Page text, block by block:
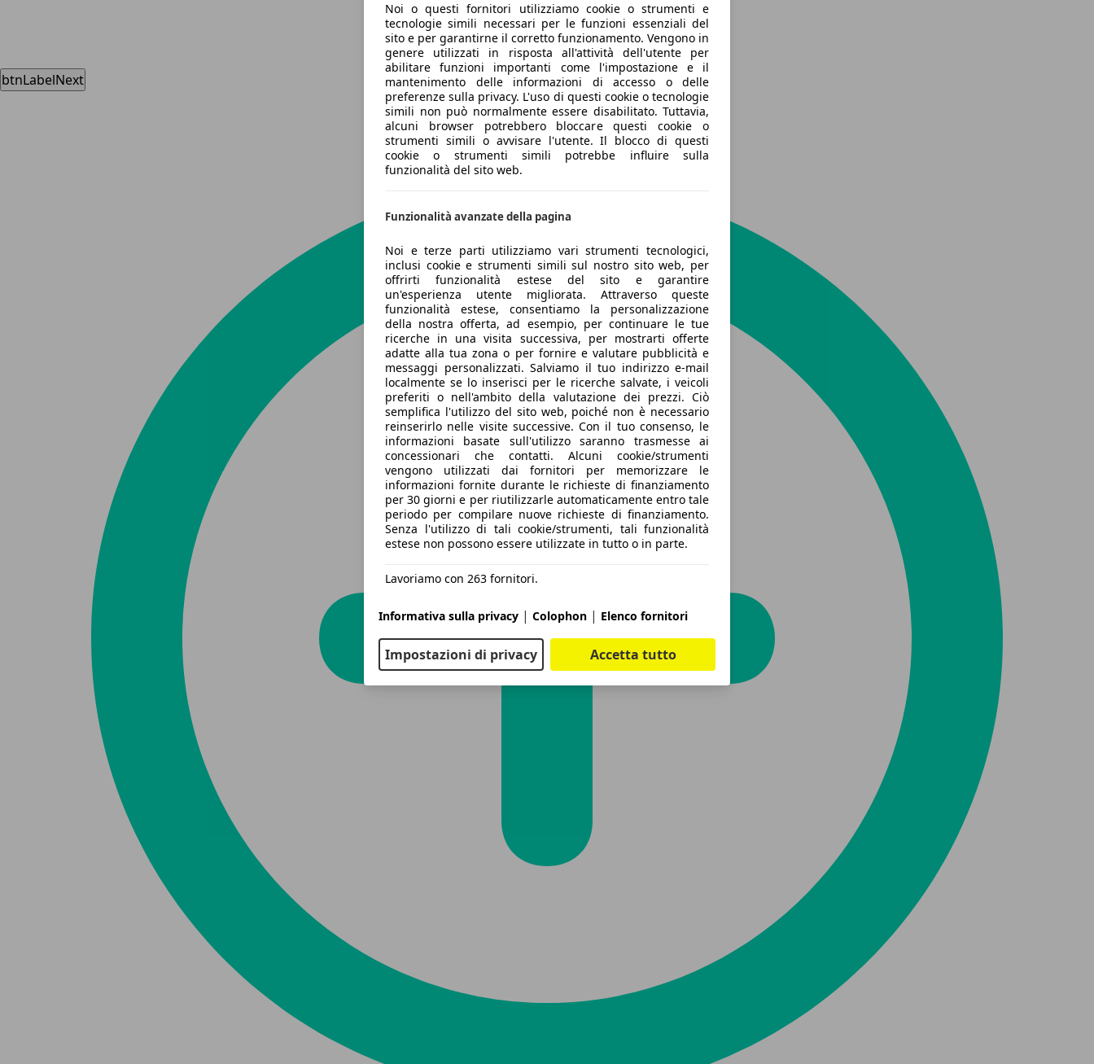
btnLabelNext
Noi o questi fornitori utilizziamo cookie o strumenti e
tecnologie simili necessari per le funzioni essenziali del
sito e per garantirne il corretto funzionamento. Vengono in
genere utilizzati in risposta all'attività dell'utente per
abilitare funzioni importanti come l'impostazione e il
mantenimento delle informazioni di accesso o delle
preferenze sulla privacy. L'uso di questi cookie o tecnologie
simili non può normalmente essere disabilitato. Tuttavia,
alcuni browser potrebbero bloccare questi cookie o
strumenti simili o avvisare l'utente. Il blocco di questi
cookie o strumenti simili potrebbe influire sulla
funzionalità del sito web.
Funzionalità avanzate della pagina
Noi e terze parti utilizziamo vari strumenti tecnologici,
inclusi cookie e strumenti simili sul nostro sito web, per
offrirti funzionalità estese del sito e garantire
un'esperienza utente migliorata. Attraverso queste
funzionalità estese, consentiamo la personalizzazione
della nostra offerta, ad esempio, per continuare le tue
ricerche in una visita successiva, per mostrarti offerte
adatte alla tua zona o per fornire e valutare pubblicità e
messaggi personalizzati. Salviamo il tuo indirizzo e-mail
localmente se lo inserisci per le ricerche salvate, i veicoli
preferiti o nell'ambito della valutazione dei prezzi. Ciò
semplifica l'utilizzo del sito web, poiché non è necessario
reinserirlo nelle visite successive. Con il tuo consenso, le
informazioni basate sull'utilizzo saranno trasmesse ai
concessionari che contatti. Alcuni cookie/strumenti
vengono utilizzati dai fornitori per memorizzare le
informazioni fornite durante le richieste di finanziamento
per 30 giorni e per riutilizzarle automaticamente entro tale
periodo per compilare nuove richieste di finanziamento.
Senza l'utilizzo di tali cookie/strumenti, tali funzionalità
estese non possono essere utilizzate in tutto o in parte.
Lavoriamo con 263 fornitori.
Informativa sulla privacy | Colophon | Elenco fornitori
Impostazioni di privacy Accetta tutto